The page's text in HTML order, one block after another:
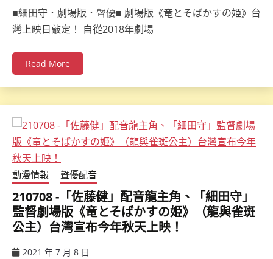
■細田守．劇場版．聲優■ 劇場版《竜とそばかすの姫》台
灣上映日敲定！ 自從2018年劇場
Read More
動漫情報 聲優配音
210708 -「佐藤健」配音龍主角、「細田守」
監督劇場版《竜とそばかすの姫》（龍與雀斑
公主）台灣宣布今年秋天上映！
2021 年 7 月 8 日